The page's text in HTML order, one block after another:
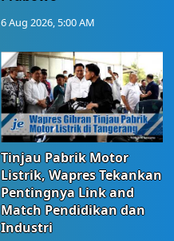
6 Aug 2026, 5:00 AM
Tinjau Pabrik Motor
Listrik, Wapres Tekankan
Pentingnya Link and
Match Pendidikan dan
Industri